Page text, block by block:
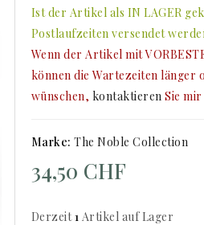
Ist der Artikel als IN LAGER
Postlaufzeiten versendet
Wenn der Artikel mit
können die Wartezeiten länger
wünschen, kontaktieren Sie
Marke: The Noble Collection
Derzeit1 Artikel auf Lager
34,50 CHF